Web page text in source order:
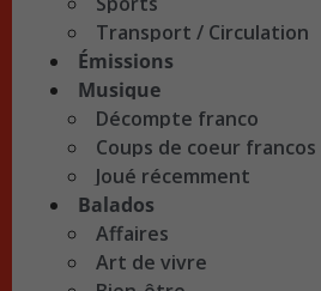
Transport / Circulation
Émissions
Musique
Décompte franco
Coups de coeur francos
Joué récemment
Balados
Affaires
Art de vivre